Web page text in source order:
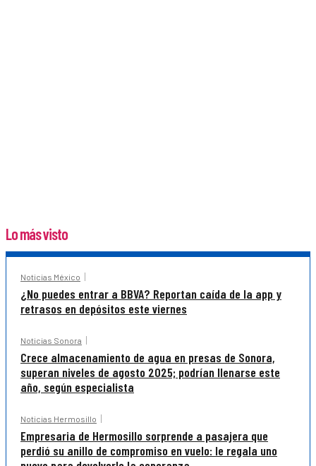
Lo más visto
Noticias México
¿No puedes entrar a BBVA? Reportan caída de la app y
retrasos en depósitos este viernes
Noticias Sonora
Crece almacenamiento de agua en presas de Sonora,
superan niveles de agosto 2025; podrían llenarse este
año, según especialista
Noticias Hermosillo
Empresaria de Hermosillo sorprende a pasajera que
perdió su anillo de compromiso en vuelo: le regala uno